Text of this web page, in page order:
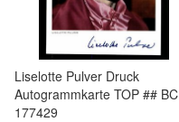
Liselotte Pulver Druck
Autogrammkarte TOP ## BC
177429